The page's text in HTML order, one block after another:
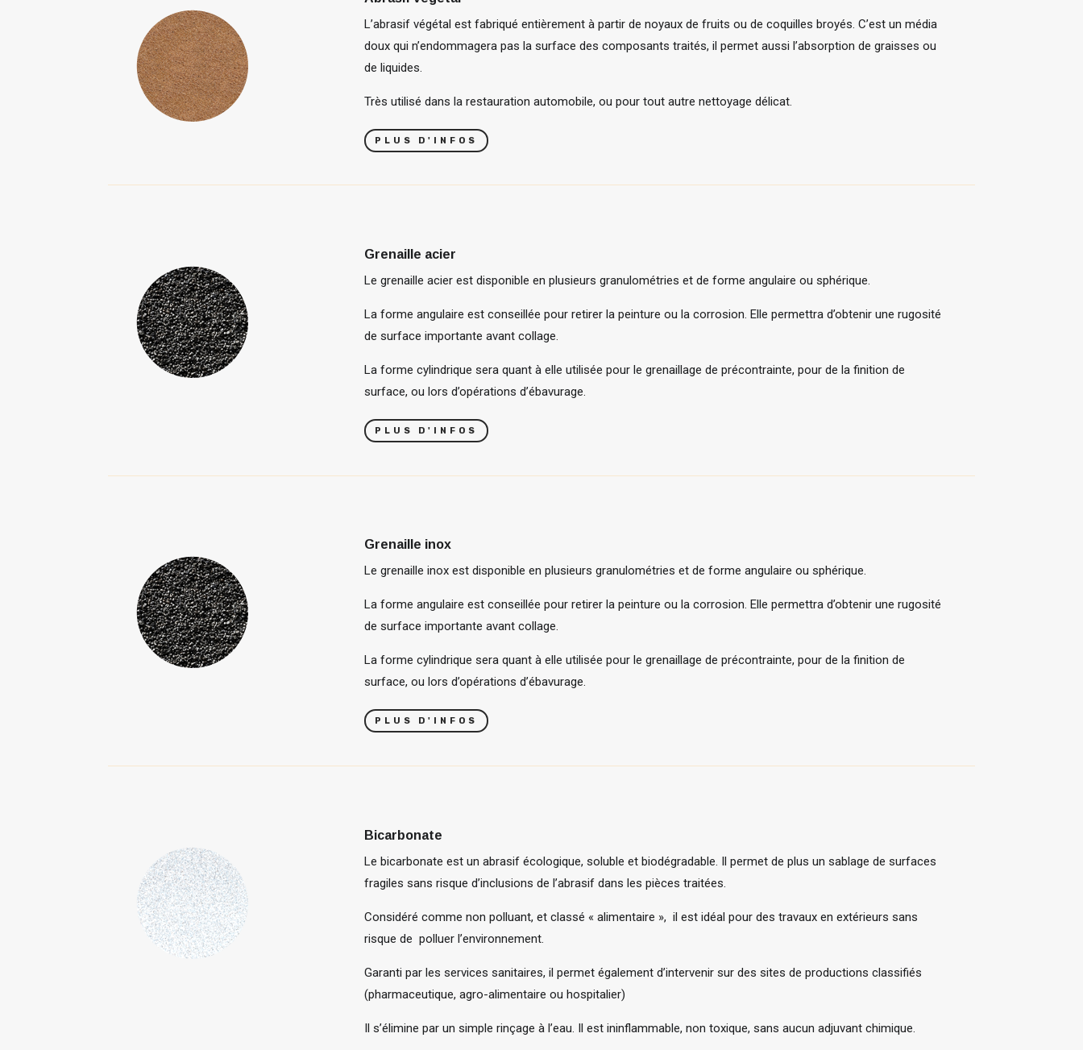
L’abrasif végétal est fabriqué entièrement à partir de noyaux de fruits ou de coquilles broyés. C’est un média
doux qui n’endommagera pas la surface des composants traités, il permet aussi l’absorption de graisses ou
de liquides.
Très utilisé dans la restauration automobile, ou pour tout autre nettoyage délicat.
PLUS D'INFOS
Grenaille acier
Le grenaille acier est disponible en plusieurs granulométries et de forme angulaire ou sphérique.
La forme angulaire est conseillée pour retirer la peinture ou la corrosion. Elle permettra d’obtenir une rugosité
de surface importante avant collage.
La forme cylindrique sera quant à elle utilisée pour le grenaillage de précontrainte, pour de la finition de
surface, ou lors d’opérations d’ébavurage.
PLUS D'INFOS
Grenaille inox
Le grenaille inox est disponible en plusieurs granulométries et de forme angulaire ou sphérique.
La forme angulaire est conseillée pour retirer la peinture ou la corrosion. Elle permettra d’obtenir une rugosité
de surface importante avant collage.
La forme cylindrique sera quant à elle utilisée pour le grenaillage de précontrainte, pour de la finition de
surface, ou lors d’opérations d’ébavurage.
PLUS D'INFOS
Bicarbonate
Le bicarbonate est un abrasif écologique, soluble et biodégradable. Il permet de plus un sablage de surfaces
fragiles sans risque d’inclusions de l’abrasif dans les pièces traitées.
Considéré comme non polluant, et classé « alimentaire », il est idéal pour des travaux en extérieurs sans
risque de polluer l’environnement.
Garanti par les services sanitaires, il permet également d’intervenir sur des sites de productions classifiés
(pharmaceutique, agro-alimentaire ou hospitalier)
Il s’élimine par un simple rinçage à l’eau. Il est ininflammable, non toxique, sans aucun adjuvant chimique.